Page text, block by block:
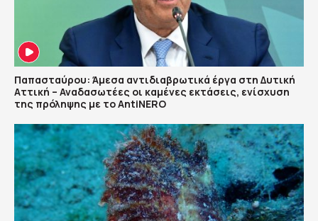
Παπασταύρου: Άμεσα αντιδιαβρωτικά έργα στη Δυτική
Αττική – Αναδασωτέες οι καμένες εκτάσεις, ενίσχυση
της πρόληψης με το AntiNERO